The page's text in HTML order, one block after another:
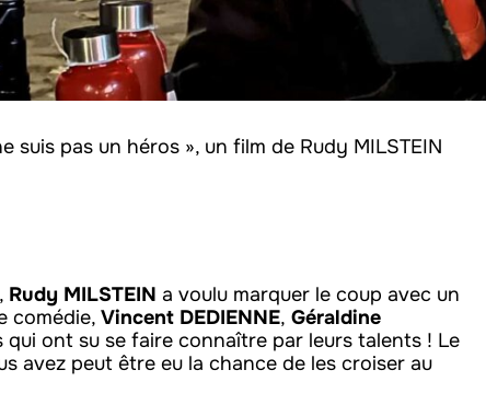
suis pas un héros », un film de Rudy MILSTEIN
Rudy MILSTEIN a voulu marquer le coup avec un
comédie, Vincent DEDIENNE, Géraldine
qui ont su se faire connaître par leurs talents ! Le
avez peut être eu la chance de les croiser au